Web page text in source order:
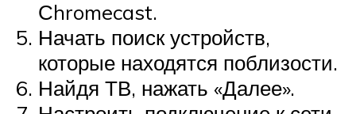
Сhromecast.
Начать поиск устройств,
которые находятся поблизости.
Найдя ТВ, нажать «Далее».